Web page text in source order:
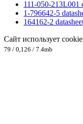
111-050-213L001
1-796642-5
164162-2
Сайт использует
79 / 0,126 / 7.4mb